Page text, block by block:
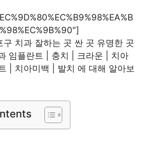
구 치과 잘하는 곳 싼 곳 유명한 곳
임플란트 | 충치 | 크라운 | 치아
| 치아미백 | 발치 에 대해 알아보